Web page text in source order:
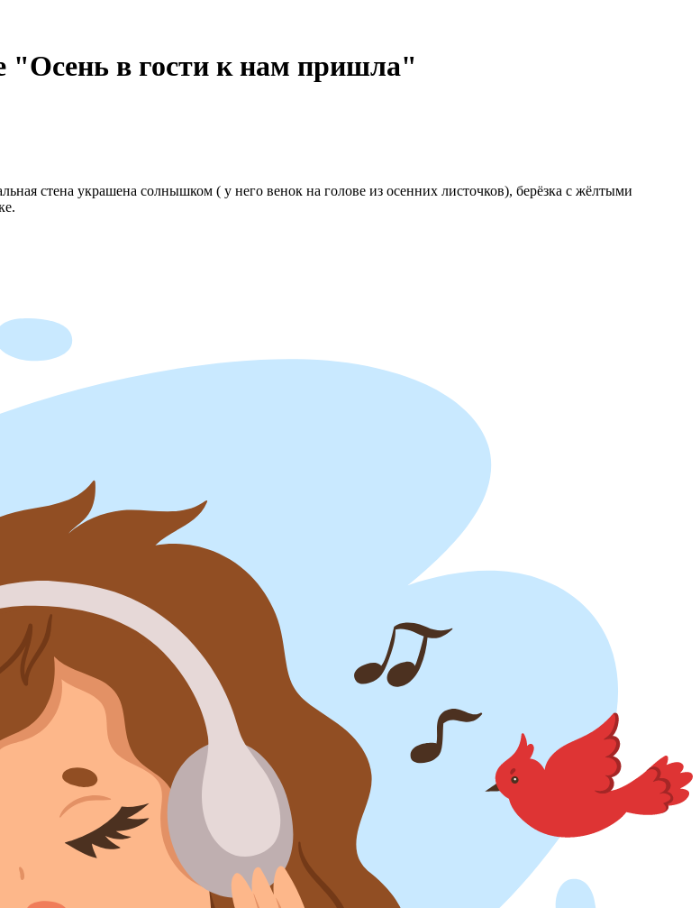
"Осень в гости к нам пришла"
стена украшена солнышком ( у него венок на голове из осенних листочков), берёзка с жёлтыми